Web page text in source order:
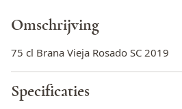
Omschrijving
75 cl Brana Vieja Rosado SC 2019
Specificaties